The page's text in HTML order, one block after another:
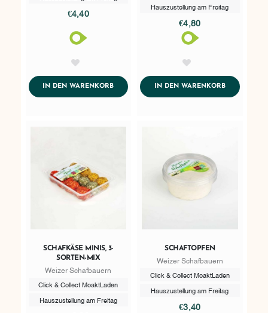
€4,40
IN DEN WARENKORBADDTOCART
Hauszustellung am Freitag
€4,80
IN DEN WARENKORBADDTOCART
SCHAFKÄSE MINIS, 3-
SORTEN-MIX
Weizer Schafbauern
Click & Collect MoaktLaden
Hauszustellung am Freitag
SCHAFTOPFEN
Weizer Schafbauern
Click & Collect MoaktLaden
Hauszustellung am Freitag
€3,40